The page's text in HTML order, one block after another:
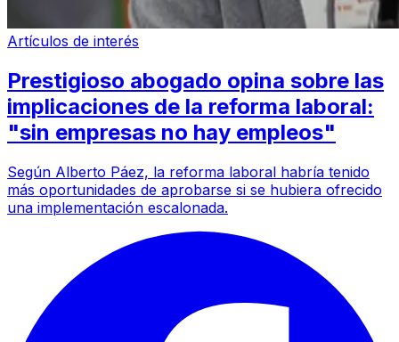
Artículos de interés
Prestigioso abogado opina sobre las
implicaciones de la reforma laboral:
"sin empresas no hay empleos"
Según Alberto Páez, la reforma laboral habría tenido
más oportunidades de aprobarse si se hubiera ofrecido
una implementación escalonada.